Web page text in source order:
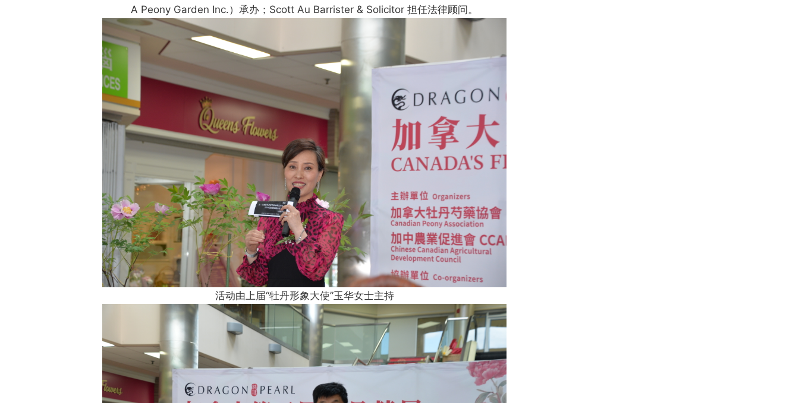
A Peony Garden Inc.）承办；Scott Au Barrister & Solicitor 担任法律顾问。
活动由上届“牡丹形象大使”玉华女士主持